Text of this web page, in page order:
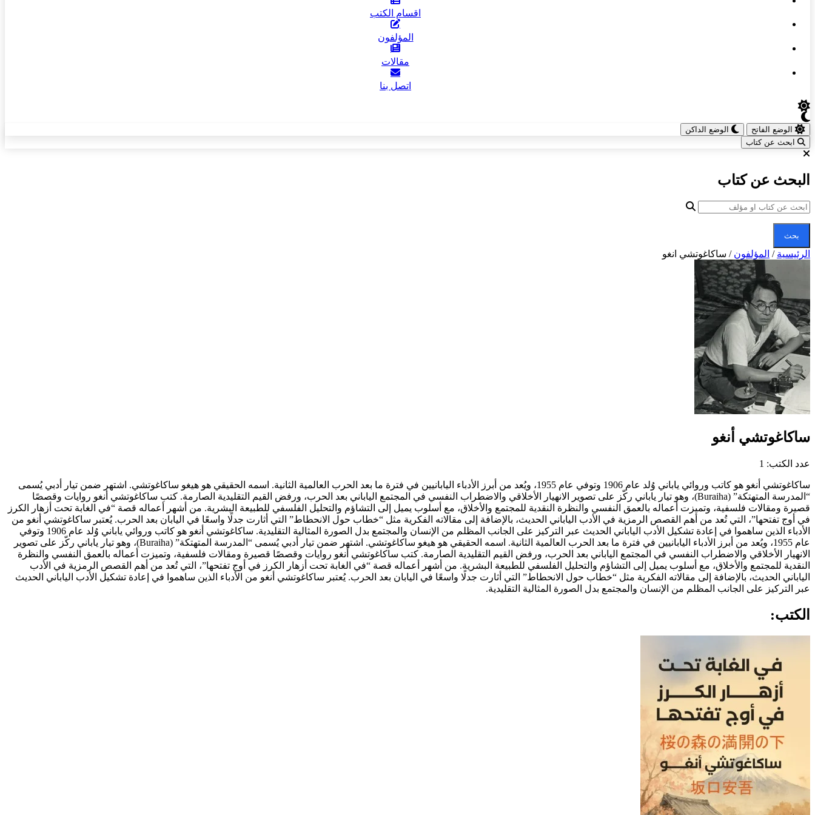
اقسام الكتب
المؤلفون
مقالات
اتصل بنا
الوضع الفاتح
الوضع الداكن
ابحث عن كتاب
البحث عن كتاب
بحث
الرئيسية / المؤلفون / ساكاغوتشي انغو
ساكاغوتشي أنغو
عدد الكتب: 1
ساكاغوتشي أنغو هو كاتب وروائي ياباني وُلد عام 1906 وتوفي عام 1955، ويُعد من أبرز الأدباء اليابانيين في فترة ما بعد الحرب العالمية الثانية. اسمه الحقيقي هو هيغو ساكاغوتشي. اشتهر ضمن تيار أدبي يُسمى
“المدرسة المتهتكة” (Buraiha)، وهو تيار ياباني ركّز على تصوير الانهيار الأخلاقي والاضطراب النفسي في المجتمع الياباني بعد الحرب، ورفض القيم التقليدية الصارمة. كتب ساكاغوتشي أنغو روايات وقصصًا
قصيرة ومقالات فلسفية، وتميزت أعماله بالعمق النفسي والنظرة النقدية للمجتمع والأخلاق، مع أسلوب يميل إلى التشاؤم والتحليل الفلسفي للطبيعة البشرية. من أشهر أعماله قصة “في الغابة تحت أزهار الكرز
في أوج تفتحها”، التي تُعد من أهم القصص الرمزية في الأدب الياباني الحديث، بالإضافة إلى مقالاته الفكرية مثل “خطاب حول الانحطاط” التي أثارت جدلًا واسعًا في اليابان بعد الحرب. يُعتبر ساكاغوتشي أنغو من
الأدباء الذين ساهموا في إعادة تشكيل الأدب الياباني الحديث عبر التركيز على الجانب المظلم من الإنسان والمجتمع بدل الصورة المثالية التقليدية.
ساكاغوتشي أنغو هو كاتب وروائي ياباني وُلد عام 1906 وتوفي
عام 1955، ويُعد من أبرز الأدباء اليابانيين في فترة ما بعد الحرب العالمية الثانية. اسمه الحقيقي هو هيغو ساكاغوتشي. اشتهر ضمن تيار أدبي يُسمى “المدرسة المتهتكة” (Buraiha)، وهو تيار ياباني ركّز على تصوير
الانهيار الأخلاقي والاضطراب النفسي في المجتمع الياباني بعد الحرب، ورفض القيم التقليدية الصارمة. كتب ساكاغوتشي أنغو روايات وقصصًا قصيرة ومقالات فلسفية، وتميزت أعماله بالعمق النفسي والنظرة
النقدية للمجتمع والأخلاق، مع أسلوب يميل إلى التشاؤم والتحليل الفلسفي للطبيعة البشرية. من أشهر أعماله قصة “في الغابة تحت أزهار الكرز في أوج تفتحها”، التي تُعد من أهم القصص الرمزية في الأدب
الياباني الحديث، بالإضافة إلى مقالاته الفكرية مثل “خطاب حول الانحطاط” التي أثارت جدلًا واسعًا في اليابان بعد الحرب. يُعتبر ساكاغوتشي أنغو من الأدباء الذين ساهموا في إعادة تشكيل الأدب الياباني الحديث
عبر التركيز على الجانب المظلم من الإنسان والمجتمع بدل الصورة المثالية التقليدية.
الكتب: